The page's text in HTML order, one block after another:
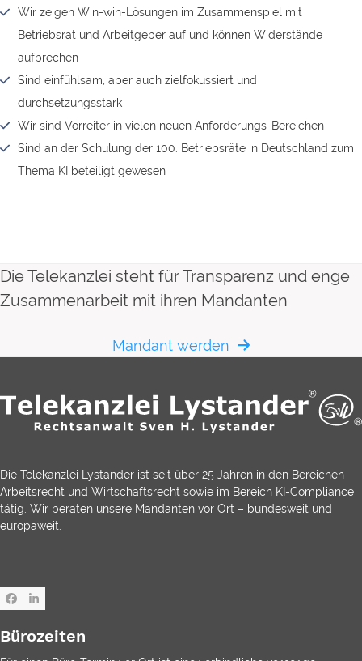
Wir zeigen Win-win-Lösungen im Zusammenspiel mit
Betriebsrat und Arbeitgeber auf und können Widerstände
aufbrechen
Sind einfühlsam, aber auch zielfokussiert und
durchsetzungsstark
Wir sind Vorreiter in vielen neuen Anforderungs-Bereichen
Sind an der Schulung der 100. Betriebsräte in Deutschland zum
Thema KI beteiligt gewesen
Die Telekanzlei steht für Transparenz und enge
Zusammenarbeit mit ihren Mandanten
Mandant werden
Die Telekanzlei Lystander ist seit über 25 Jahren in den Bereichen
Arbeitsrecht und Wirtschaftsrecht sowie im Bereich KI-Compliance
tätig. Wir beraten unsere Mandanten vor Ort – bundesweit und
europaweit
Facebook
LinkedIn
Bürozeiten